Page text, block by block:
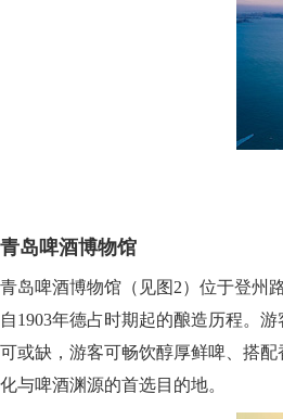
青岛啤酒博物馆
青岛啤酒博物馆（见图2）位于登州
自1903年德占时期起的酿造历程。
可或缺，游客可畅饮醇厚鲜啤、搭
化与啤酒渊源的首选目的地。